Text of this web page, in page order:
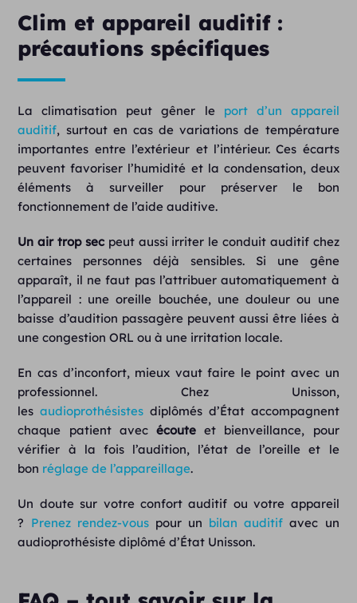
Clim et appareil auditif :
précautions spécifiques
La climatisation peut gêner le port d’un appareil
auditif, surtout en cas de variations de température
importantes entre l’extérieur et l’intérieur. Ces écarts
peuvent favoriser l’humidité et la condensation, deux
éléments à surveiller pour préserver le bon
fonctionnement de l’aide auditive.
Un air trop secpeut aussi irriter le conduit auditif chez
certaines personnes déjà sensibles. Si une gêne
apparaît, il ne faut pas l’attribuer automatiquement à
l’appareil : une oreille bouchée, une douleur ou une
baisse d’audition passagère peuvent aussi être liées à
une congestion ORL ou à une irritation locale.
En cas d’inconfort, mieux vaut faire le point avec un
professionnel. Chez Unisson,
lesaudioprothésistes diplômés d’État accompagnent
chaque patient avec écoute et bienveillance, pour
vérifier à la fois l’audition, l’état de l’oreille et le
bon réglage de l’appareillage.
Un doute sur votre confort auditif ou votre appareil
? Prenez rendez-vouspour un bilan auditif avec un
audioprothésiste diplômé d’État Unisson.